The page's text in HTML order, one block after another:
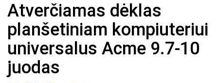
Atverčiamas dėklas
planšetiniam kompiuteriui
universalus Acme 9.7-10
juodas